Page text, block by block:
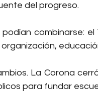
del progreso.
combinarse:
La Corona
para fundar